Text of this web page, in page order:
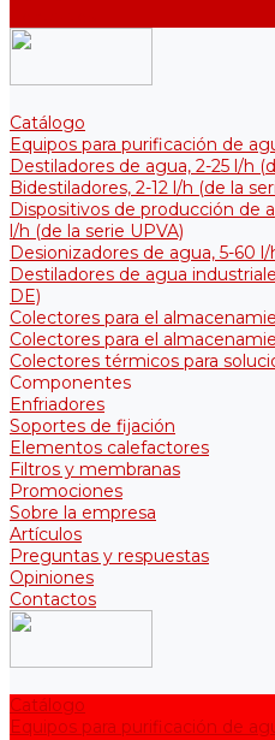
Catálogo
Equipos para purificación de
Destiladores de agua, 2-25 l/h
Bidestiladores, 2-12 l/h (de la
Dispositivos de producción de
l/h (de la serie UPVA)
Desionizadores de agua, 5-60
Destiladores de agua
DE)
Colectores para el
Colectores para el
Colectores térmicos para
Componentes
Enfriadores
Soportes de fijación
Elementos calefactores
Filtros y membranas
Promociones
Sobre la empresa
Artículos
Preguntas y respuestas
Opiniones
Contactos
Catálogo
Equipos para purificación de